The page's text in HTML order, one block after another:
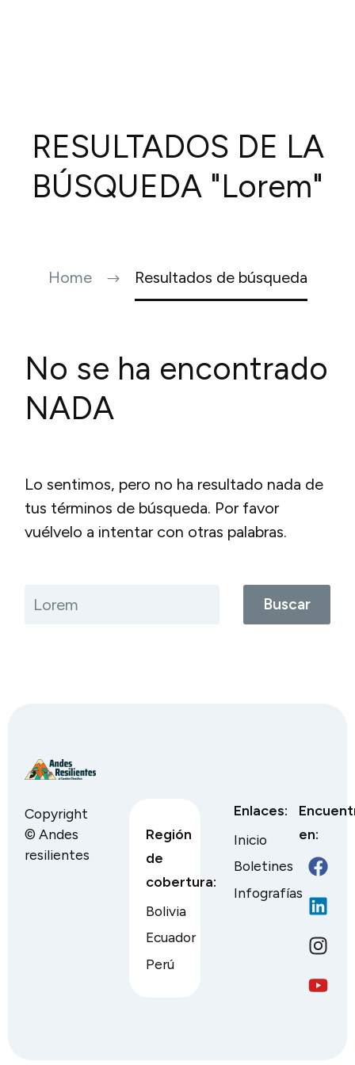
RESULTADOS DE LA
BÚSQUEDA "Lorem"
Home Resultados de búsqueda
No se ha encontrado
NADA
Lo sentimos, pero no ha resultado nada de
tus términos de búsqueda. Por favor
vuélvelo a intentar con otras palabras.
Buscar
Copyright
© Andes
resilientes
Región
de
cobertura:
Bolivia
Ecuador
Perú
Enlaces:
Inicio
Boletines
Infografías
en: